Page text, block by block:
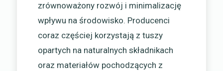
zrównoważony rozwój i minimalizację
wpływu na środowisko. Producenci
coraz częściej korzystają z tuszy
opartych na naturalnych składnikach
oraz materiałów pochodzących z